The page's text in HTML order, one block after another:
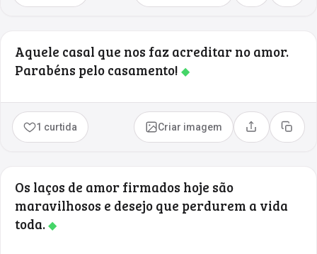
Aquele casal que nos faz acreditar no amor.
Parabéns pelo casamento! ◆
1 curtida Criar imagem Compartilhar
Copiar
Os laços de amor firmados hoje são
maravilhosos e desejo que perdurem a vida
toda.◆